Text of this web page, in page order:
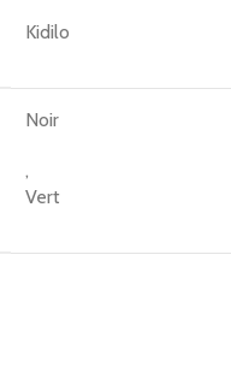
Kidilo
Noir
,
Vert